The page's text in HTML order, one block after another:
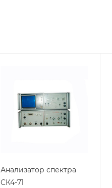
Анализатор спектра
СК4-71